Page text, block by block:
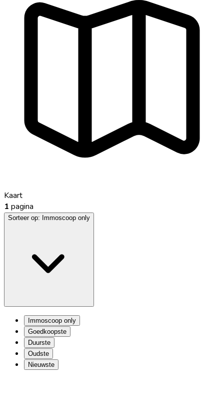
Kaart
1 pagina
Sorteer op: Immoscoop only
Immoscoop only
Goedkoopste
Duurste
Oudste
Nieuwste